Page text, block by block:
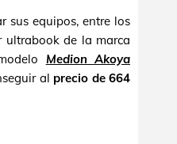
sus equipos, entre los
ultrabook de la marca
Medion Akoya
al precio de 664